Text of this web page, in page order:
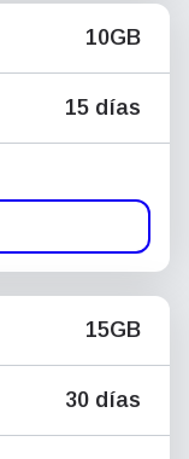
10GB
15 días
15GB
30 días